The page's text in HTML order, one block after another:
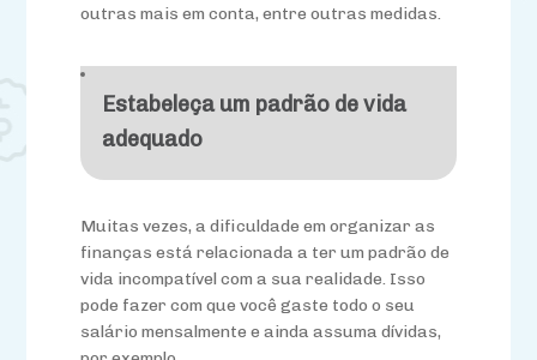
outras mais em conta, entre outras medidas.
Estabeleça um padrão de vida
adequado
Muitas vezes, a dificuldade em organizar as
finanças está relacionada a ter um padrão de
vida incompatível com a sua realidade. Isso
pode fazer com que você gaste todo o seu
salário mensalmente e ainda assuma dívidas,